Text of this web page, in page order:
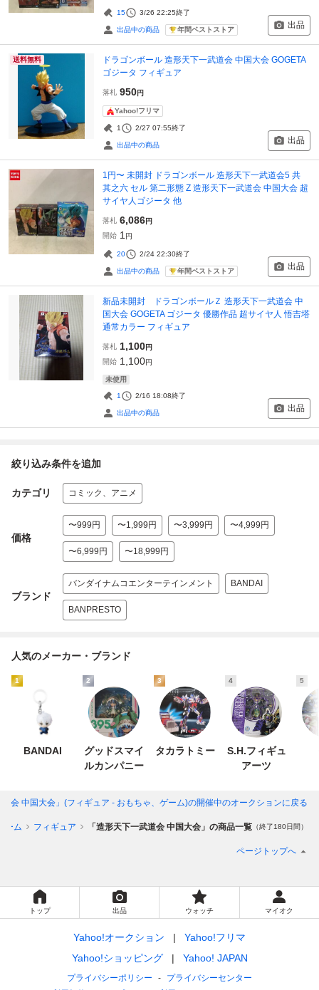
15 3/26 22:25終了
出品中の商品 年間ベストストア 出品
送料無料
ドラゴンボール 造形天下一武道会 中国大会 GOGETA
ゴジータ フィギュア
落札 950円
Yahoo!フリマ
1 2/27 07:55終了
出品中の商品 出品
1円〜 未開封 ドラゴンボール 造形天下一武道会5 共
其之六 セル 第二形態 Z 造形天下一武道会 中国大会 超
サイヤ人ゴジータ 他
落札 6,086円
開始 1 円
20 2/24 22:30終了
出品中の商品 年間ベストストア 出品
新品未開封 ドラゴンボールＺ 造形天下一武道会 中
国大会 GOGETA ゴジータ 優勝作品 超サイヤ人 悟吉塔
通常カラー フィギュア
落札 1,100円
開始 1,100円
未使用
1 2/16 18:08終了
出品中の商品 出品
絞り込み条件を追加
カテゴリ コミック、アニメ
価格
〜999円 〜1,999円 〜3,999円 〜4,999円
〜6,999円 〜18,999円
ブランド
バンダイナムコエンターテインメント BANDAI
BANPRESTO
人気のメーカー・ブランド
1
BANDAI
2
グッドスマイ
ルカンパニー
3
タカラトミー
4
S.H.フィギュ
アーツ
5
会 中国大会」(フィギュア - おもちゃ、ゲーム)の開催中のオークションに戻る
ーム フィギュア 「造形天下一武道会 中国大会」の商品一覧 （終了180日間）
ページトップへ
トップ 出品 ウォッチ マイオク
Yahoo!オークション
Yahoo!フリマ
Yahoo!ショッピング
Yahoo! JAPAN
プライバシーポリシー
プライバシーセンター